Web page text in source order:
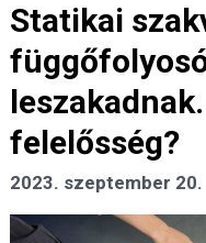
Statikai
felelősség?
2023. szeptember 20.